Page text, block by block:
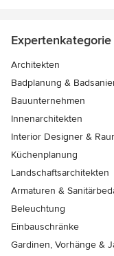
Expertenkategorie
Architekten
Badplanung &
Bauunternehmen
Innenarchitekten
Interior Designer &
Küchenplanung
Landschaftsarchitekten
Armaturen &
Beleuchtung
Einbauschränke
Gardinen, Vorhänge &